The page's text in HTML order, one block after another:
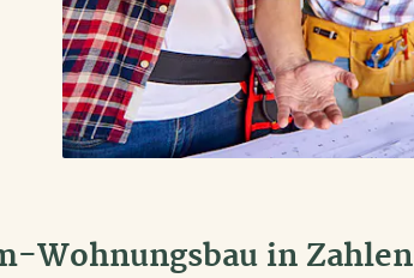
Wohnungsbau in Zahlen